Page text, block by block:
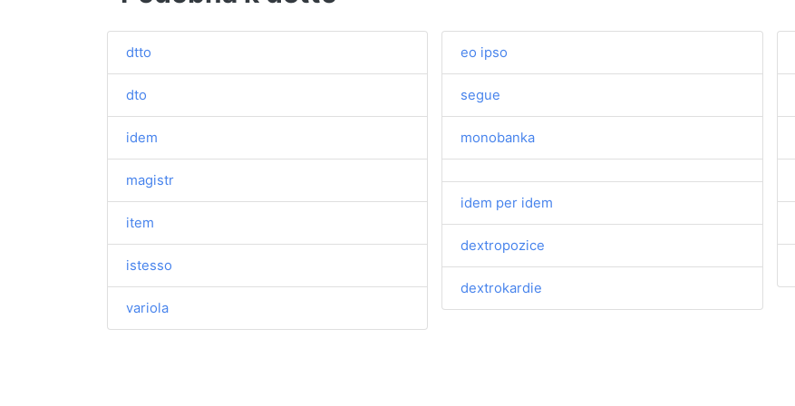
dtto
dto
idem
magistr
item
istesso
variola
eo ipso
segue
monobanka
idem per idem
dextropozice
dextrokardie